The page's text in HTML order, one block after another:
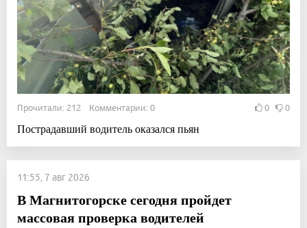
Прочитали: 212 Комментарии: 0 0 0
Пострадавший водитель оказался пьян
11:55, 7 авг 2026
В Магнитогорске сегодня пройдет
массовая проверка водителей